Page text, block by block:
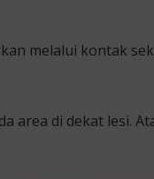
melalui kontak
area di dekat lesi.